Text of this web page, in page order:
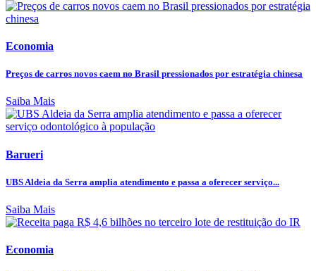
Economia
Preços de carros novos caem no Brasil pressionados por estratégia chinesa
Saiba Mais
Barueri
UBS Aldeia da Serra amplia atendimento e passa a oferecer serviço...
Saiba Mais
Economia